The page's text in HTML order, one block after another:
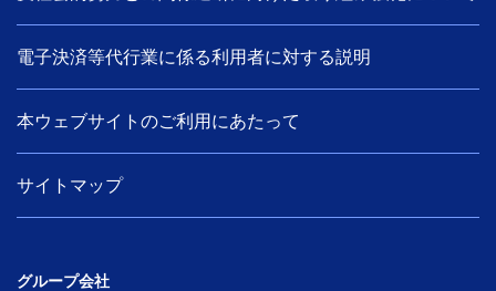
電子決済等代行業に係る利用者に対する説明
本ウェブサイトのご利用にあたって
サイトマップ
グループ会社